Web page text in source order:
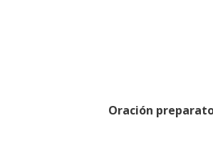
Oración